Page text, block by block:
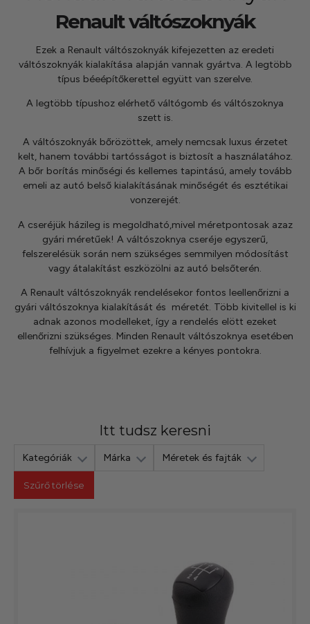
Renault váltószoknyák
Ezek a Renault váltószoknyák kifejezetten az eredeti
váltószoknyák kialakítása alapján vannak gyártva. A legtöbb
típus béeépítőkerettel együtt van szerelve.
A legtöbb típushoz elérhető váltógomb és váltószoknya
szett is.
A váltószoknyák bőrözöttek, amely nemcsak luxus érzetet
kelt, hanem további tartósságot is biztosít a használatához.
A bőr borítás minőségi és kellemes tapintású, amely tovább
emeli az autó belső kialakításának minőségét és esztétikai
vonzerejét.
A cseréjük házileg is megoldható,mivel méretpontosak azaz
gyári méretűek! A váltószoknya cseréje egyszerű,
felszerelésük során nem szükséges semmilyen módosítást
vagy átalakítást eszközölni az autó belsőterén.
A Renault váltószoknyák rendelésekor fontos leellenőrizni a
gyári váltószoknya kialakítását és méretét. Több kivitellel is ki
adnak azonos modelleket, így a rendelés elött ezeket
ellenőrizni szükséges. Minden Renault váltószoknya esetében
felhívjuk a figyelmet ezekre a kényes pontokra.
Itt tudsz keresni
Kategóriák Márka Méretek és fajták
Szűrő törlése